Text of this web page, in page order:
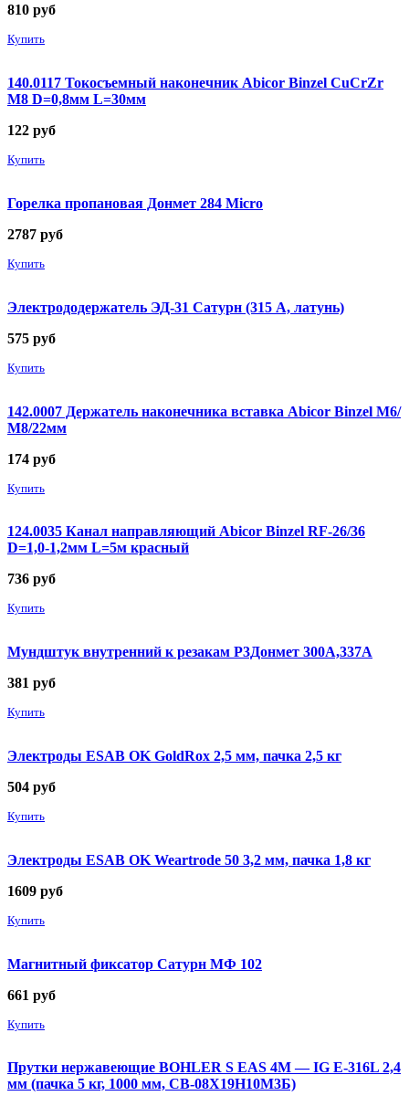
810 руб
Купить
140.0117 Токосъемный наконечник Abicor Binzel CuCrZr
М8 D=0,8мм L=30мм
122 руб
Купить
Горелка пропановая Донмет 284 Micro
2787 руб
Купить
Электрододержатель ЭД-31 Сатурн (315 А, латунь)
575 руб
Купить
142.0007 Держатель наконечника вставка Abicor Binzel М6/
М8/22мм
174 руб
Купить
124.0035 Канал направляющий Abicor Binzel RF-26/36
D=1,0-1,2мм L=5м красный
736 руб
Купить
Мундштук внутренний к резакам Р3Донмет 300А,337А
381 руб
Купить
Электроды ESAB OK GoldRox 2,5 мм, пачка 2,5 кг
504 руб
Купить
Электроды ESAB OK Weartrode 50 3,2 мм, пачка 1,8 кг
1609 руб
Купить
Магнитный фиксатор Сатурн МФ 102
661 руб
Купить
Прутки нержавеющие BOHLER S EAS 4M — IG E-316L 2,4
мм (пачка 5 кг, 1000 мм, СВ-08Х19Н10М3Б)